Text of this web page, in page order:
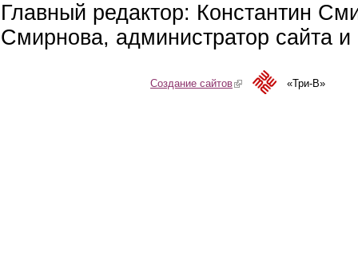
Главный редактор: Константин
Смирнова, администратор сайта
Создание сайтов(link is external)«Три-В»